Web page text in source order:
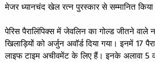
मेजर ध्यानचंद खेल रत्न पुरस्कार से सम्मानित किया
पेरिस पैरालिंपिक्स में जेवलिन का गोल्ड जीतने वाले
खिलाड़ियों को अर्जुन अवॉर्ड दिया गया। इनमें 17
लाइफ टाइम अचीवमेंट के लिए हैं। इनके अलावा 5